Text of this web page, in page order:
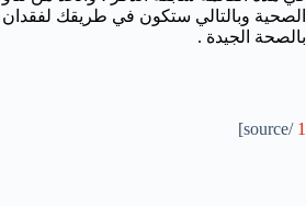
الصحية وبالتالي ستكون في طريقك لفقدان
بالصحة الجيدة .
1
/source]